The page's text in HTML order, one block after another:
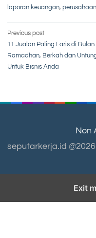
laporan keuangan, perusahaan
Post
navigation
Previous post
11 Jualan Paling Laris di Bulan
Ramadhan, Berkah dan
Untuk Bisnis Anda
Non
seputarkerja.id
Exit